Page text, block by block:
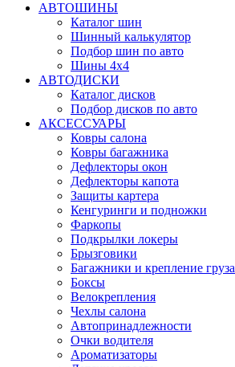
АВТОШИНЫ
Каталог шин
Шинный калькулятор
Подбор шин по авто
Шины 4x4
АВТОДИСКИ
Каталог дисков
Подбор дисков по авто
АКСЕССУАРЫ
Ковры салона
Ковры багажника
Дефлекторы окон
Дефлекторы капота
Защиты картера
Кенгуринги и подножки
Фаркопы
Подкрылки локеры
Брызговики
Багажники и крепление груза
Боксы
Велокрепления
Чехлы салона
Автопринадлежности
Очки водителя
Ароматизаторы